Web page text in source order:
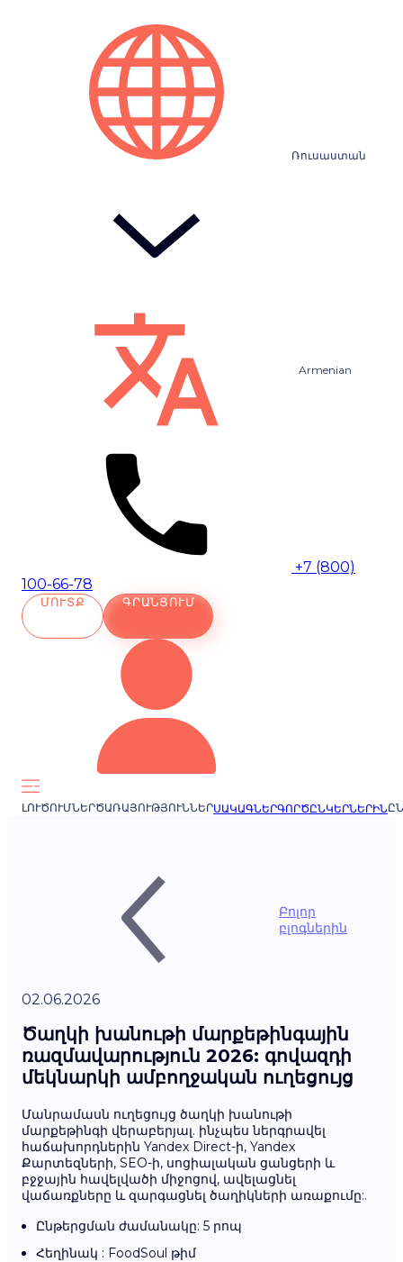
Ռուսաստան
Armenian
+7 (800)
100-66-78
ՄՈՒՏՔ ԳՐԱՆՑՈՒՄ
ԼՈՒԾՈՒՄՆԵՐԾԱՌԱՅՈՒԹՅՈՒՆՆԵՐՍԱԿԱԳՆԵՐԳՈՐԾԸՆԿԵՐՆԵՐԻՆ
Բոլոր
բլոգներին
02.06.2026
Ծաղկի խանութի մարքեթինգային
ռազմավարություն 2026: գովազդի
մեկնարկի ամբողջական ուղեցույց
Մանրամասն ուղեցույց ծաղկի խանութի
մարքեթինգի վերաբերյալ. ինչպես ներգրավել
հաճախորդներին Yandex Direct-ի, Yandex
Քարտեզների, SEO-ի, սոցիալական ցանցերի և
բջջային հավելվածի միջոցով, ավելացնել
վաճառքները և զարգացնել ծաղիկների առաքումը:.
Ընթերցման ժամանակը: 5 րոպ
Հեղինակ : FoodSoul թիմ